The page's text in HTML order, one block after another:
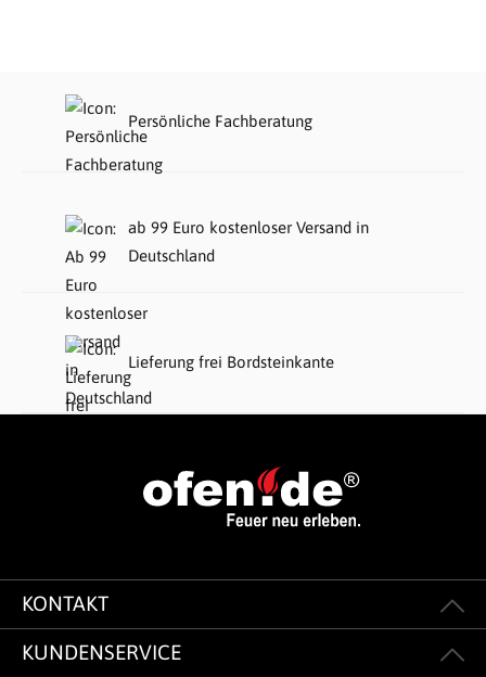
Persönliche Fachberatung
ab 99 Euro kostenloser Versand in
Deutschland
Lieferung frei Bordsteinkante
KONTAKT
KUNDENSERVICE